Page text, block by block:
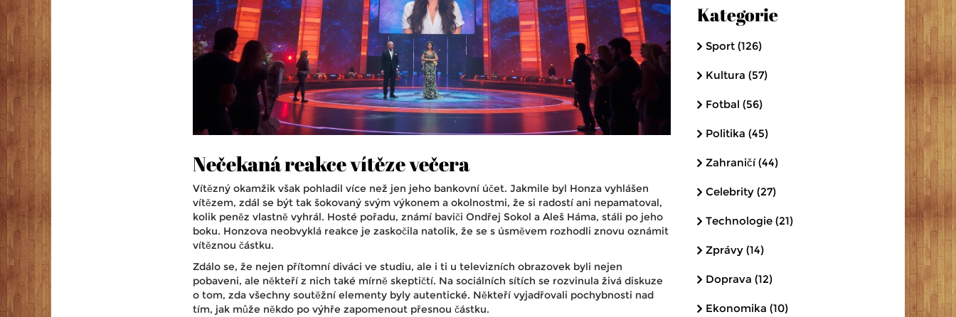
Nečekaná reakce vítěze večera
Vítězný okamžik však pohladil více než jen jeho bankovní účet. Jakmile byl Honza vyhlášen
vítězem, zdál se být tak šokovaný svým výkonem a okolnostmi, že si radostí ani nepamatoval,
kolik peněz vlastně vyhrál. Hosté pořadu, známí baviči Ondřej Sokol a Aleš Háma, stáli po jeho
boku. Honzova neobvyklá reakce je zaskočila natolik, že se s úsměvem rozhodli znovu oznámit
vítěznou částku.
Zdálo se, že nejen přítomní diváci ve studiu, ale i ti u televizních obrazovek byli nejen
pobaveni, ale někteří z nich také mírně skeptičtí. Na sociálních sítích se rozvinula živá diskuze
o tom, zda všechny soutěžní elementy byly autentické. Někteří vyjadřovali pochybnosti nad
tím, jak může někdo po výhře zapomenout přesnou částku.
Kategorie
Sport (126)
Kultura (57)
Fotbal (56)
Politika (45)
Zahraničí(44)
Celebrity (27)
Technologie (21)
Zprávy (14)
Doprava (12)
Ekonomika (10)